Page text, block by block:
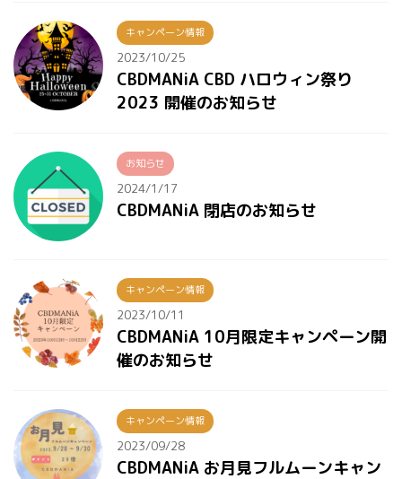
キャンペーン情報
2023/10/25
CBDMANiA CBD ハロウィン祭り
2023 開催のお知らせ
お知らせ
2024/1/17
CBDMANiA 閉店のお知らせ
キャンペーン情報
2023/10/11
CBDMANiA 10月限定キャンペーン開
催のお知らせ
キャンペーン情報
2023/09/28
CBDMANiA お月見フルムーンキャン